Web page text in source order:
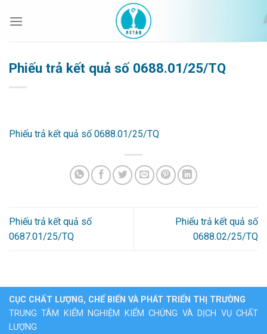
qua
Phiếu trả kết quả số 0688.01/25/TQ
Phiếu trả kết quả số 0688.01/25/TQ
Phiếu trả kết quả số
0687.01/25/TQ
Phiếu trả kết quả số
0688.02/25/TQ
CỤC CHẤT LƯỢNG, CHẾ BIẾN VÀ PHÁT TRIỂN THỊ TRƯỜNG
TRUNG TÂM KIỂM NGHIỆM KIỂM CHỨNG VÀ DỊCH VỤ CHẤT
LƯỢNG